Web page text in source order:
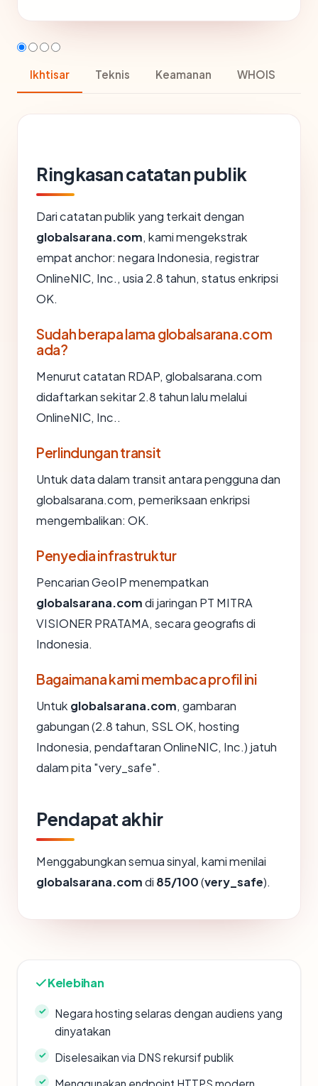
Ikhtisar Teknis Keamanan WHOIS
Ringkasan catatan publik
Dari catatan publik yang terkait dengan
globalsarana.com, kami mengekstrak
empat anchor: negara Indonesia, registrar
OnlineNIC, Inc., usia 2.8 tahun, status enkripsi
OK.
Sudah berapa lama globalsarana.com
ada?
Menurut catatan RDAP, globalsarana.com
didaftarkan sekitar 2.8 tahun lalu melalui
OnlineNIC, Inc..
Perlindungan transit
Untuk data dalam transit antara pengguna dan
globalsarana.com, pemeriksaan enkripsi
mengembalikan: OK.
Penyedia infrastruktur
Pencarian GeoIP menempatkan
globalsarana.comdi jaringan PT MITRA
VISIONER PRATAMA, secara geografis di
Indonesia.
Bagaimana kami membaca profil ini
Untuk globalsarana.com, gambaran
gabungan (2.8 tahun, SSL OK, hosting
Indonesia, pendaftaran OnlineNIC, Inc.) jatuh
dalam pita "very_safe".
Pendapat akhir
Menggabungkan semua sinyal, kami menilai
globalsarana.comdi 85/100(very_safe).
Kelebihan
Negara hosting selaras dengan audiens yang
dinyatakan
Diselesaikan via DNS rekursif publik